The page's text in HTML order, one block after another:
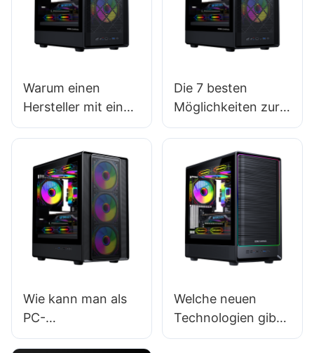
Warum einen
Hersteller mit einer
großen Auswahl an
wählen?
Die 7 besten
Möglichkeiten zur
Verbesserung der
keit von Gaming-
PC-Gehäusen
Wie kann man als
PC-
Gehäuselieferant
Welche neuen
Technologien gibt
es im Bereich